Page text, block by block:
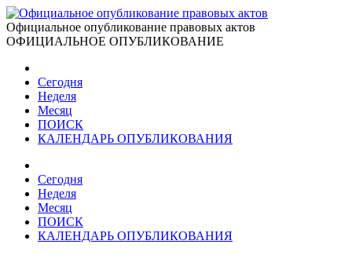
Официальное опубликование правовых актов
ОФИЦИАЛЬНОЕ ОПУБЛИКОВАНИЕ
Сегодня
Неделя
Месяц
ПОИСК
КАЛЕНДАРЬ ОПУБЛИКОВАНИЯ
Сегодня
Неделя
Месяц
ПОИСК
КАЛЕНДАРЬ ОПУБЛИКОВАНИЯ